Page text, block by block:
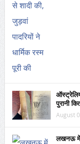
पुरानी
August
लखनऊ में